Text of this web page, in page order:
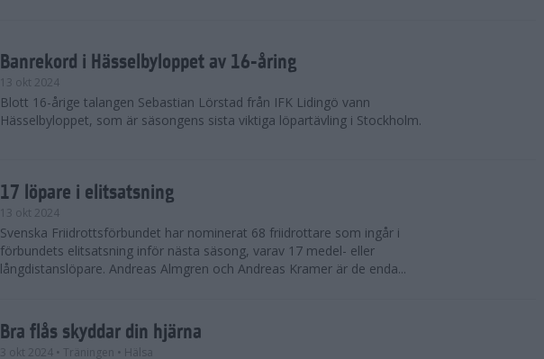
Banrekord i Hässelbyloppet av 16-åring
13 okt 2024
Blott 16-årige talangen Sebastian Lörstad från IFK Lidingö vann
Hässelbyloppet, som är säsongens sista viktiga löpartävling i Stockholm.
17 löpare i elitsatsning
13 okt 2024
Svenska Friidrottsförbundet har nominerat 68 friidrottare som ingår i
förbundets elitsatsning inför nästa säsong, varav 17 medel- eller
långdistanslöpare. Andreas Almgren och Andreas Kramer är de enda...
Bra flås skyddar din hjärna
3 okt 2024 • Träningen • Hälsa